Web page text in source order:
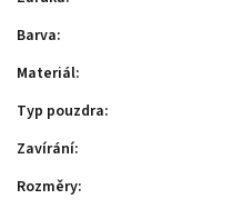
Barva:
Materiál:
Typ pouzdra:
Zavírání:
Rozměry: